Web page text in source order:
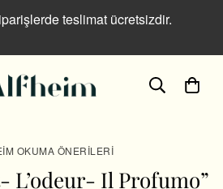
teslimat ücretsizdir.
OKUMA ÖNERILERI
L’odeur- Il Profumo”